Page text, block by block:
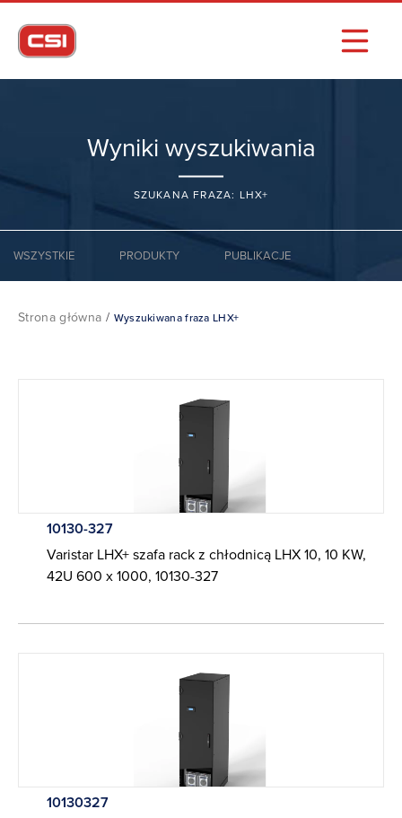
Wyniki wyszukiwania
SZUKANA FRAZA: LHX+
WSZYSTKIE PRODUKTY PUBLIKACJE
Strona główna / Wyszukiwana fraza LHX+
10130-327
Varistar LHX+ szafa rack z chłodnicą LHX 10, 10 KW,
42U 600 x 1000, 10130-327
10130327